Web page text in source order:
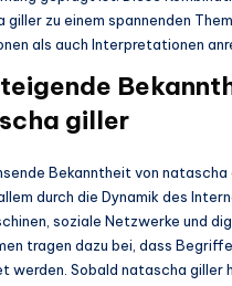
giller zu einem spannenden
als auch Interpretationen
giller
Bekanntheit von
durch die Dynamik des
soziale Netzwerke und
tragen dazu bei, dass
werden. Sobald natascha giller